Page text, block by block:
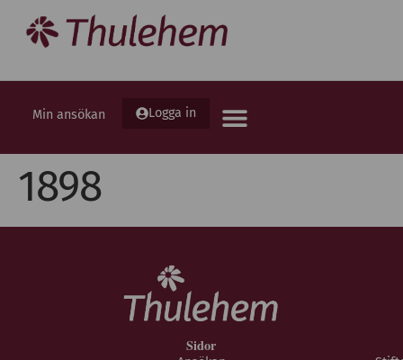
Min ansökan Logga in
1898
Sidor